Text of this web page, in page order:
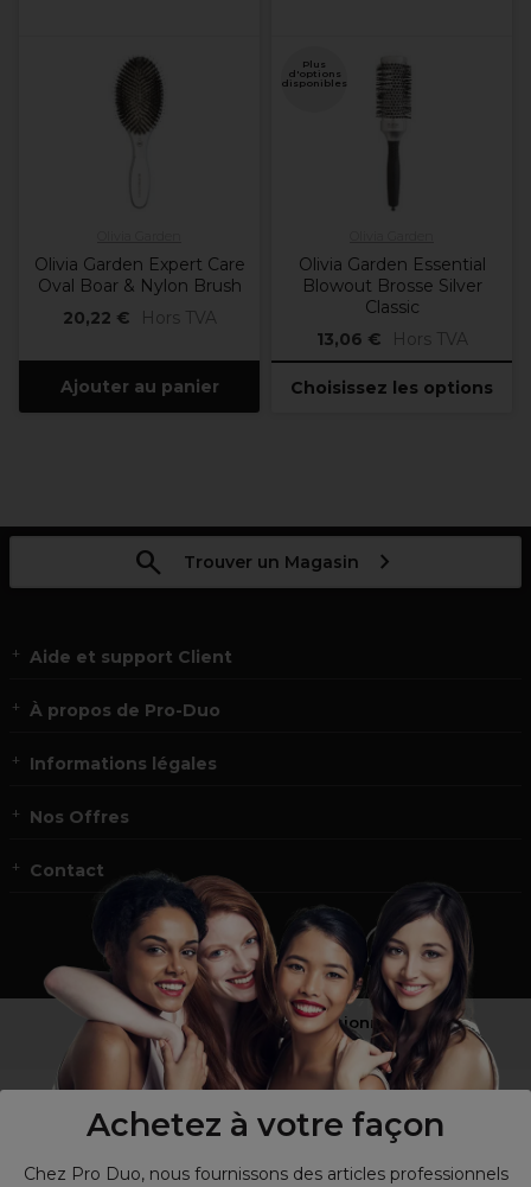
Achetez à votre façon
Chez Pro Duo, nous fournissons des articles professionnels
Olivia Garden Expert Care
Oval Boar & Nylon Brush
20,22 €
Hors TVA
Ajouter au panier
Plus
d'options
disponibles
Olivia Garden Essential
Blowout Brosse Silver
Classic
13,06 €
Hors TVA
Choisissez les options
Trouver un Magasin
Aide et support Client
À propos de Pro-Duo
Informations légales
Nos Offres
Contact
Vous n’êtes pas un professionnel ?
Visitez notre site pourles particuliers !